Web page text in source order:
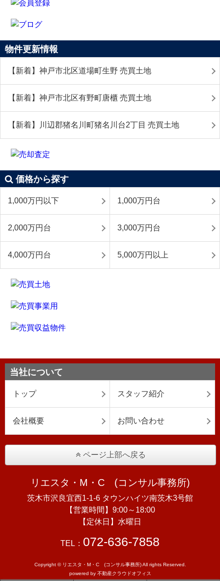
物件更新情報
【新着】神戸市北区道場町生野 売買土地
【新着】神戸市北区有野町唐櫃 売買土地
【新着】川辺郡猪名川町猪名川台2丁目 売買土地
価格から探す
1,000万円以下 1,000万円台
2,000万円台 3,000万円台
4,000万円台 5,000万円以上
当社について
トップ スタッフ紹介
会社概要 お問い合わせ
ページ上部へ戻る
リエスタ・M・C (コンサル事務所)
茨木市沢良宜西1-1-6 タウンハイツ南茨木3号館
【営業時間】9:00～18:00
【定休日】水曜日
TEL： 072-636-7858
Copyright © リエスタ・M・C (コンサル事務所) All rights Reserved.
powered by 不動産クラウドオフィス